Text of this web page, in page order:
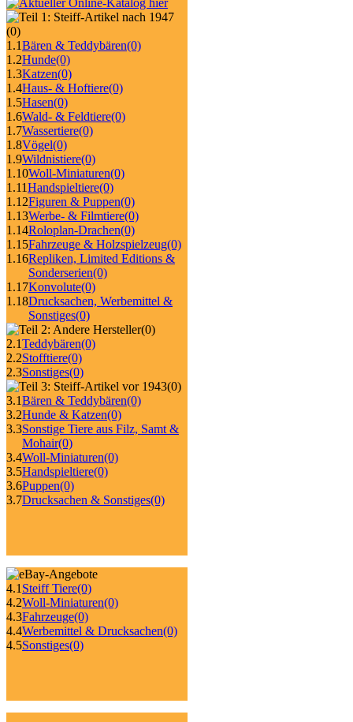
(0)
1.1Bären & Teddybären(0)
1.2Hunde(0)
1.3Katzen(0)
1.4Haus- & Hoftiere(0)
1.5Hasen(0)
1.6Wald- & Feldtiere(0)
1.7Wassertiere(0)
1.8Vögel(0)
1.9Wildnistiere(0)
1.10Woll-Miniaturen(0)
1.11Handspieltiere(0)
1.12Figuren & Puppen(0)
1.13Werbe- & Filmtiere(0)
1.14Roloplan-Drachen(0)
1.15Fahrzeuge & Holzspielzeug(0)
1.16Repliken, Limited Editions &
Sonderserien(0)
1.17Konvolute(0)
1.18Drucksachen, Werbemittel &
Sonstiges(0)
(0)
2.1Teddybären(0)
2.2Stofftiere(0)
2.3Sonstiges(0)
(0)
3.1Bären & Teddybären(0)
3.2Hunde & Katzen(0)
3.3Sonstige Tiere aus Filz, Samt &
Mohair(0)
3.4Woll-Miniaturen(0)
3.5Handspieltiere(0)
3.6Puppen(0)
3.7Drucksachen & Sonstiges(0)
4.1 Steiff Tiere(0)
4.2Woll-Miniaturen(0)
4.3Fahrzeuge(0)
4.4Werbemittel & Drucksachen(0)
4.5Sonstiges(0)